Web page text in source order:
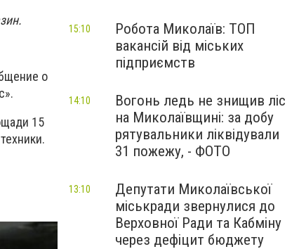
о
15
Робота Миколаїв: ТОП
вакансій від міських
підприємств
15:10
Вогонь ледь не знищив ліс
на Миколаївщині: за добу
рятувальники ліквідували
31 пожежу, - ФОТО
14:10
Депутати Миколаївської
міськради звернулися до
Верховної Ради та Кабміну
через дефіцит бюджету
13:10